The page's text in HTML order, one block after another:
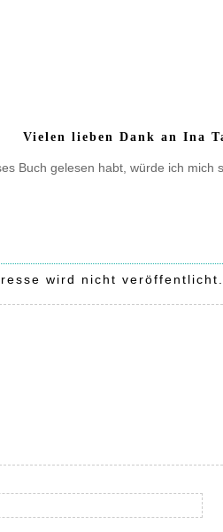
Vielen lieben Dank an Ina
Buch gelesen habt, würde ich
wird nicht veröffentlicht.